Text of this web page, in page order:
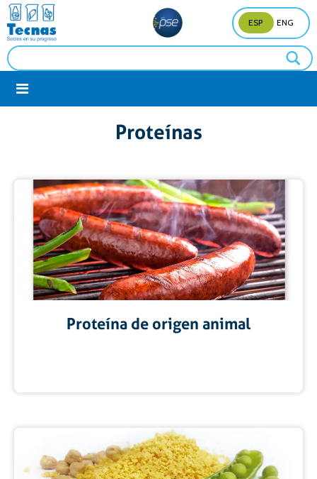
ESP ENG
Proteínas
Proteína de origen animal